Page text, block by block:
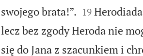
swojego brata!”.
19
lecz bez zgody Heroda nie
się do Jana z szacunkiem i